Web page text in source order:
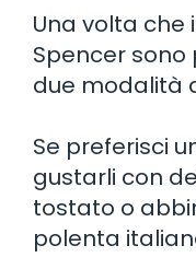
Una volta che
Spencer
due modalità
Se preferisci
gustarli con
tostato o
polenta